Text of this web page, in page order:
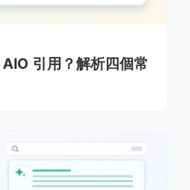
引用？解析四個常